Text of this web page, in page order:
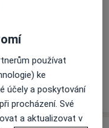
na pojišťovnu
používat
ke
účely a poskytování
procházení. Své
a aktualizovat v